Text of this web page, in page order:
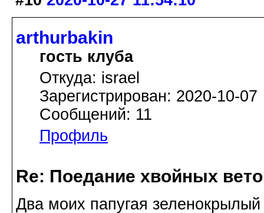
arthurbakin
гость клуба
Откуда: israel
Зарегистрирован: 2020-10-07
Сообщений: 11
Профиль
Re: Поедание хвойных
Два моих папугая